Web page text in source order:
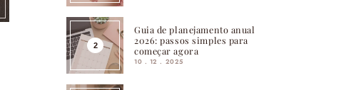
Guia de planejamento anual
2026: passos simples para
começar agora
10 . 12 . 2025